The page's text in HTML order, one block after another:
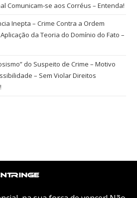
Comunicam-se aos Corréus – Entenda!
Inepta – Crime Contra a Ordem
da Teoria do Domínio do Fato –
do Suspeito de Crime – Motivo
– Sem Violar Direitos